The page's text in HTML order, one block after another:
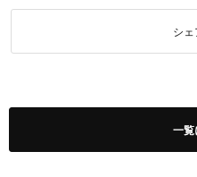
シ
一覧